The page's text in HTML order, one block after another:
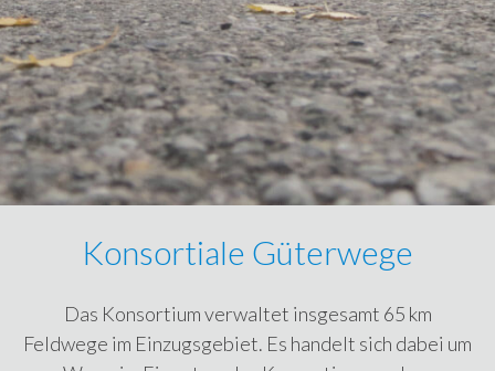
Konsortiale Güterwege
Das Konsortium verwaltet insgesamt 65 km
Feldwege im Einzugsgebiet. Es handelt sich dabei um